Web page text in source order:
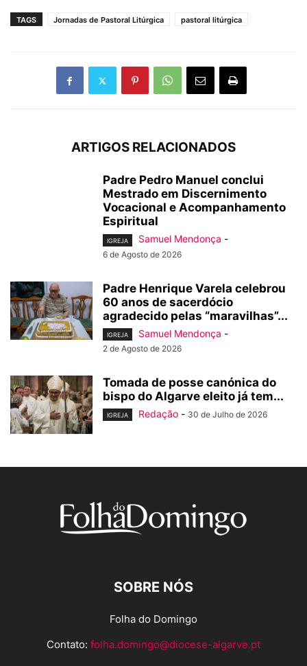
TAGS Jornadas de Pastoral Litúrgica pastoral litúrgica
ARTIGOS RELACIONADOS
Padre Pedro Manuel conclui
Mestrado em Discernimento
Vocacional e Acompanhamento
Espiritual
IGREJA Samuel Mendonça -
6 de Agosto de 2026
Padre Henrique Varela celebrou
60 anos de sacerdócio
agradecido pelas “maravilhas”...
IGREJA Samuel Mendonça -
2 de Agosto de 2026
Tomada de posse canónica do
bispo do Algarve eleito já tem...
IGREJA Redação - 30 de Julho de 2026
SOBRE NÓS
Folha do Domingo
Contato: folha.domingo@diocese-algarve.pt